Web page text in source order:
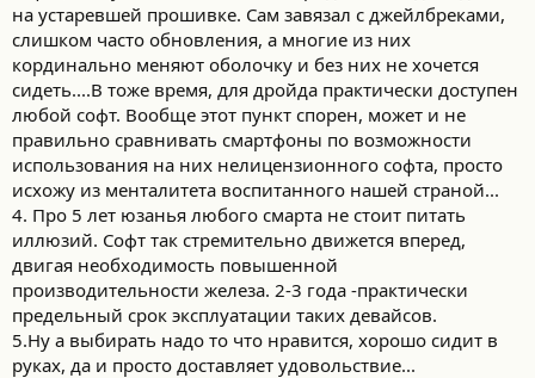
на устаревшей прошивке. Сам завязал с джейлбреками,
слишком часто обновления, а многие из них
кординально меняют оболочку и без них не хочется
сидеть....В тоже время, для дройда практически доступен
любой софт. Вообще этот пункт спорен, может и не
правильно сравнивать смартфоны по возможности
использования на них нелицензионного софта, просто
исхожу из менталитета воспитанного нашей страной...
4. Про 5 лет юзанья любого смарта не стоит питать
иллюзий. Софт так стремительно движется вперед,
двигая необходимость повышенной
производительности железа. 2-3 года -практически
предельный срок эксплуатации таких девайсов.
5.Ну а выбирать надо то что нравится, хорошо сидит в
руках, да и просто доставляет удовольствие...